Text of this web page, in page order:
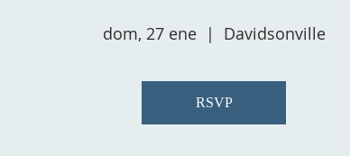
dom, 27 ene
  |
Davidsonville
RSVP